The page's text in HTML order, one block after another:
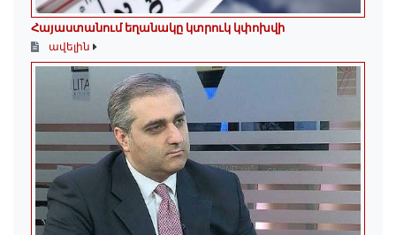
Հայաստանում եղանակը կտրուկ կփոխվի
ավելին